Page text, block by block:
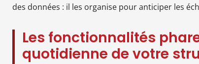
des données : il les organise pour anticiper les
Les fonctionnalités
quotidienne de votre